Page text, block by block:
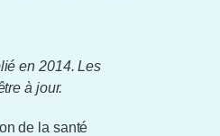
en 2014. Les
à jour.
de la santé